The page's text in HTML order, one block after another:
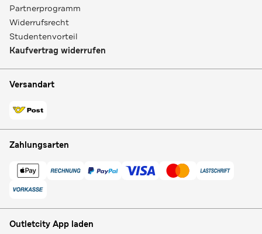
Partnerprogramm
Widerrufsrecht
Studentenvorteil
Kaufvertrag widerrufen
Versandart
Zahlungsarten
Outletcity App laden